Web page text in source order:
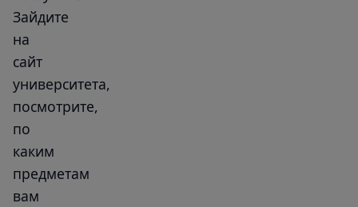
Зайдите
на
сайт
университета,
посмотрите,
по
каким
предметам
вам